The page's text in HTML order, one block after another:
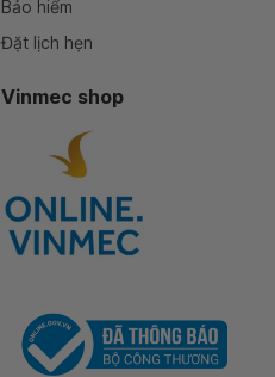
Bảo hiểm
Đặt lịch hẹn
Vinmec shop